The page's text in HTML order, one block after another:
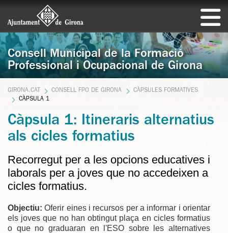
Consell Municipal de la Formació
Professional i Ocupacional de Girona
GIRONA.CAT CONSELL FPO DE GIRONA
CÀPSULES FORMATIVES
CÀPSULA 1
Càpsula 1: Itineraris alternatius
als cicles formatius
Recorregut per a les opcions educatives i
laborals per a joves que no accedeixen a
cicles formatius.
Objectiu:Oferir eines i recursos per a informar i orientar
els joves que no han obtingut plaça en cicles formatius
o que no graduaran en l'ESO sobre les alternatives